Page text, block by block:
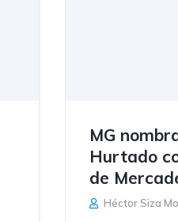
MG
Hurtado
de
Héctor Siza